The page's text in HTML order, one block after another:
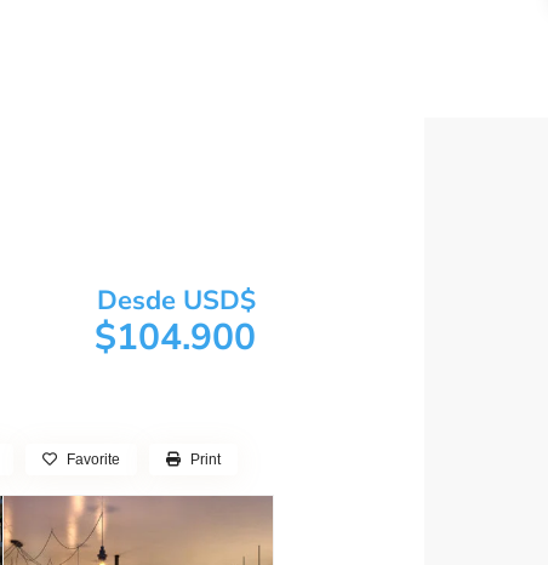
Desde USD$
$104.900
Favorite Print